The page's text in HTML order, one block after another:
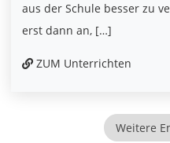
aus der Schule besser zu
erst dann an, […]
ZUM Unterrichten
Weitere